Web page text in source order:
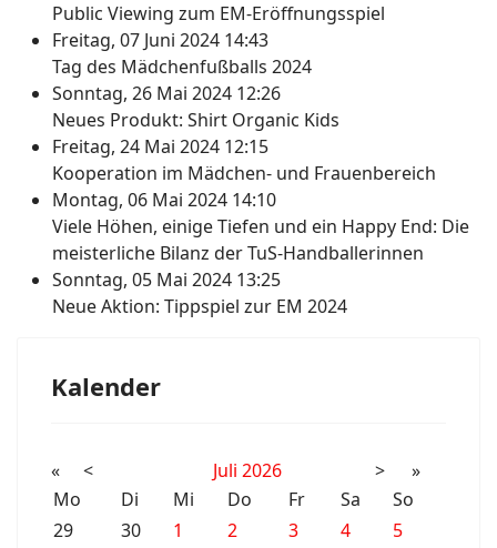
Public Viewing zum EM-Eröffnungsspiel
Freitag, 07 Juni 2024 14:43
Tag des Mädchenfußballs 2024
Sonntag, 26 Mai 2024 12:26
Neues Produkt: Shirt Organic Kids
Freitag, 24 Mai 2024 12:15
Kooperation im Mädchen- und Frauenbereich
Montag, 06 Mai 2024 14:10
Viele Höhen, einige Tiefen und ein Happy End: Die
meisterliche Bilanz der TuS-Handballerinnen
Sonntag, 05 Mai 2024 13:25
Neue Aktion: Tippspiel zur EM 2024
Kalender
« < Juli 2026 >
»
Mo
Di Mi Do Fr Sa
So
29
30 1 2 3 4
5